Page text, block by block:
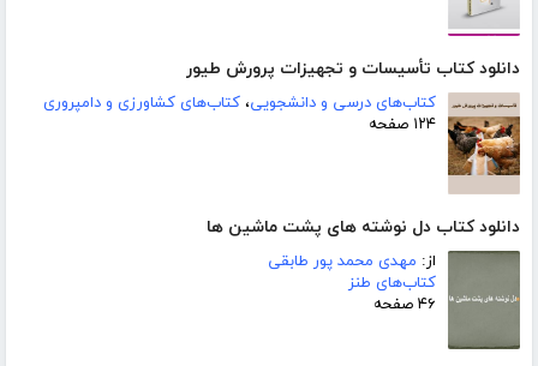
دانلود کتاب تأسیسات و تجهیزات پرورش طیور
کتاب‌های درسی و دانشجویی، کتاب‌های کشاورزی و دامپروری
۱۲۴ صفحه
دانلود کتاب دل نوشته های پشت ماشین ها
از: مهدی محمد پور طابقی
کتاب‌های طنز
۴۶ صفحه